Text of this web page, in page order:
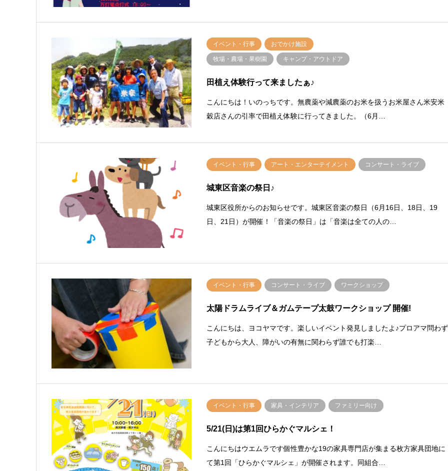
イベント・行事 おでかけ施設
牧場・農場・果樹園 キャンプ・アウトドア
田植え体験行って来ましたぁ♪
こんにちは！いのっちです。無農薬や減農薬のお米を扱うお米屋さん米安米
穀店さんの引率で田植え体験に行ってきました。（6月…
イベント・行事 アート・エンターテイメント コンサート・ライブ
城東区音楽の祭日♪
城東区役所からのお知らせです。城東区音楽の祭日（6月16日、18日、19
日、21日）が開催！「音楽の祭日」は「音楽は全ての人の…
イベント・行事 コンサート・ライブ ワークショップ
太陽ドラムライブ＆ガムテープ太鼓ワークショップ 開催!
こんにちは、ヨコヤマです。楽しいイベント発見しましたよ♪プロアマ問わず
子どもから大人、障がいの有無に関わらず誰でも打楽…
イベント・行事 家具・インテリア ファミリー向け
5/21(日)は第1回ひらかぐマルシェ！
こんにちはウエムラです個性豊かな19の家具専門店が集まる枚方家具団地に
て第1回「ひらかぐマルシェ」が開催されます。同組合…